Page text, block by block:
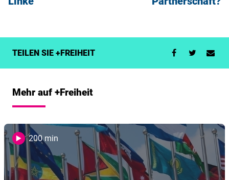
TEILEN SIE +FREIHEIT
Mehr auf +Freiheit
200 min